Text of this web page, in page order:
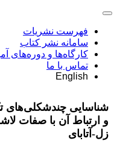
فهرست نشریات
سامانه نشر کتاب
کارگاه‌ها و
تماس با ما
English
شناسایی چندشکلی‌های
و ارتباط آن با صفات
زل-آتابای